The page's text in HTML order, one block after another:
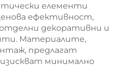
елементи
ефективност,
декоративни и
Материалите,
предлагат
минимално